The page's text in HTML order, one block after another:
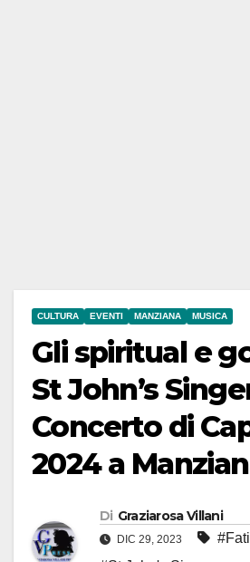
CULTURA EVENTI MANZIANA MUSICA
Gli spiritual e
St John’s
Concerto di
2024 a
Di Graziarosa Villani
DIC 29, 2023